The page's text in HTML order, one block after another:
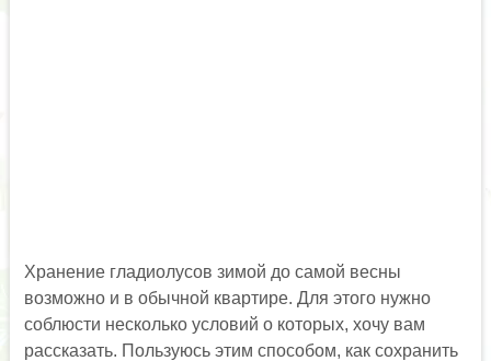
Хранение гладиолусов зимой до самой весны
возможно и в обычной квартире. Для этого нужно
соблюсти несколько условий о которых, хочу вам
рассказать. Пользуюсь этим способом, как сохранить